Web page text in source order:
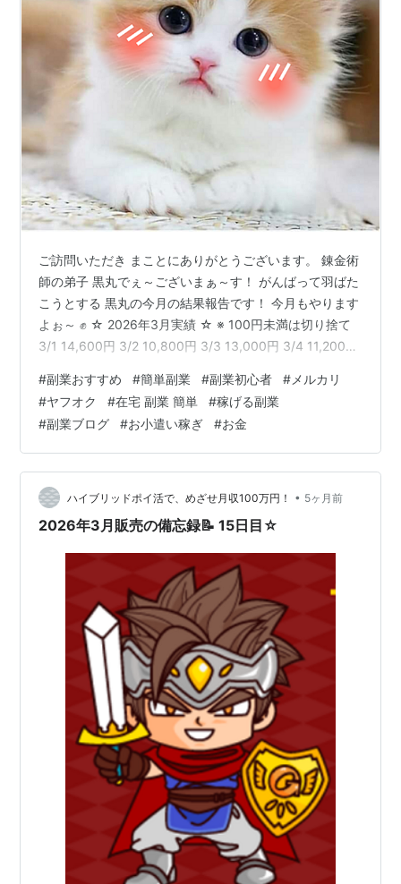
ご訪問いただき まことにありがとうございます。 錬金術
師の弟子 黒丸でぇ～ございまぁ～す！ がんばって羽ばた
こうとする 黒丸の今月の結果報告です！ 今月もやります
よぉ～ ✊ ☆ 2026年3月実績 ☆ ※ 100円未満は切り捨て
3/1 14,600円 3/2 10,800円 3/3 13,000円 3/4 11,200円
3/9 13,200円 3/10 11,500円 3/11 7,600円 3/12 11,700
円 3/13 8,300円 3/14 14,500円 3/15 13,700円 3/…
#副業おすすめ #簡単副業 #副業初心者 # メルカリ
#ヤフオク #在宅 副業 簡単 #稼げる副業
#副業ブログ #お小遣い稼ぎ #お金
ハイブリッドポイ活で、めざせ月収100万円！ • 5ヶ月前
2026年3月販売の備忘録📝 15日目☆